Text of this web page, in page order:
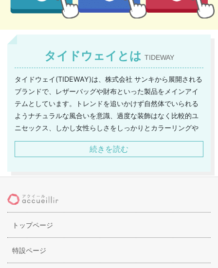
タイドウェイとは TIDEWAY
タイドウェイ(TIDEWAY)は、株式会社 サンキから展開される
ブランドで、レザーバッグや財布といった製品をメインアイ
テムとしています。トレンドを追いかけず自然体でいられる
ようナチュラルな風合いを意識、過度な装飾はなく比較的ユ
ニセックス、しかし女性らしさをしっかりとカラーリングや
シルエットで表現しているので、若い方向けのキュートでガ
ーリーな可愛らしいセンスが苦手な方にはおすすめの存在で
品格漂うデザインというよりもより身近なデイリーアイテム
み出せる点が支持されており、長年使用に耐えられる頑強性
とエイジングが楽しめるのです。トートバッグやショルダー
バッグ、ボストンバッグなど定番ラインはスタンダードなデ
ザインと高級感のある牛革で人気が高く、またカメラのスト
ラップやシザーケースといった職人技術を持つ方向けのアイ
テムをリリースしたり、ユニークな開発姿勢も見られます。
続きを読む
トップページ
特設ページ